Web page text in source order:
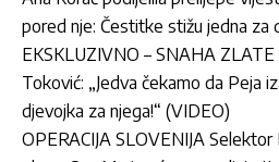
pored nje: Čestitke stižu jedna za
EKSKLUZIVNO – SNAHA
Toković: „Jedva čekamo da Peja
djevojka za njega!“ (VIDEO)
OPERACIJA SLOVENIJA